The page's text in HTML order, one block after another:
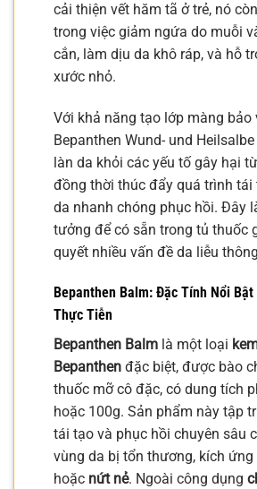
cải thiện vết hăm tã ở trẻ, nó
trong việc giảm ngứa do muỗi
cắn, làm dịu da khô ráp, và hỗ
xước nhỏ.
Với khả năng tạo lớp màng bảo
Bepanthen Wund- und
làn da khỏi các yếu tố gây hại
đồng thời thúc đẩy quá trình tái
da nhanh chóng phục hồi. Đây
tưởng để có sẵn trong tủ thuốc
quyết nhiều vấn đề da liễu
Bepanthen Balm: Đặc Tính Nổi Bật
Thực Tiễn
Bepanthen Balm là một loại
Bepanthen đặc biệt, được bào
thuốc mỡ cô đặc, có dung tích
hoặc 100g. Sản phẩm này tập
tái tạo và phục hồi chuyên sâu
vùng da bị tổn thương, kích
hoặc nứt nẻ. Ngoài công dụng